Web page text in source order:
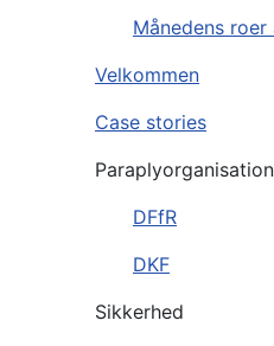
Månedens roer
Velkommen
Case stories
DFfR
DKF
Sikkerhed